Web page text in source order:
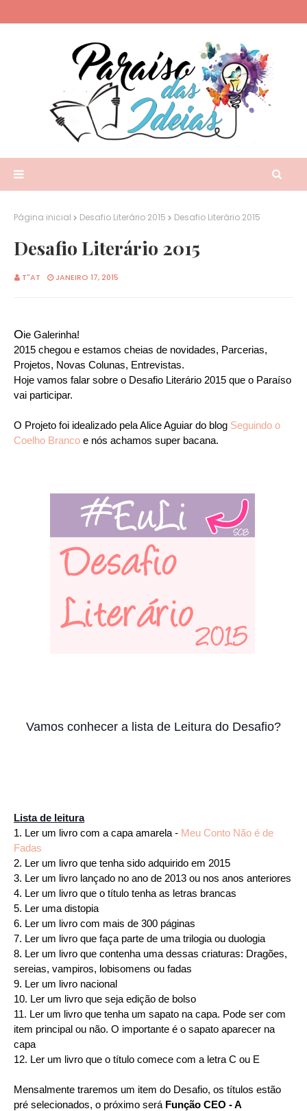
Página inicial Desafio Literário 2015 Desafio Literário 2015
Desafio Literário 2015
T"AT JANEIRO 17, 2015
Oie Galerinha!
2015 chegou e estamos cheias de novidades, Parcerias,
Projetos, Novas Colunas, Entrevistas.
Hoje vamos falar sobre o Desafio Literário 2015 que o Paraíso
vai participar.
O Projeto foi idealizado pela Alice Aguiar do blog Seguindo o
Coelho Branco e nós achamos super bacana.
Vamos conhecer a lista de Leitura do Desafio?
Lista de leitura
1. Ler um livro com a capa amarela - Meu Conto Não é de
Fadas
2. Ler um livro que tenha sido adquirido em 2015
3. Ler um livro lançado no ano de 2013 ou nos anos anteriores
4. Ler um livro que o título tenha as letras brancas
5. Ler uma distopia
6. Ler um livro com mais de 300 páginas
7. Ler um livro que faça parte de uma trilogia ou duologia
8. Ler um livro que contenha uma dessas criaturas: Dragões,
sereias, vampiros, lobisomens ou fadas
9. Ler um livro nacional
10. Ler um livro que seja edição de bolso
11. Ler um livro que tenha um sapato na capa. Pode ser com
item principal ou não. O importante é o sapato aparecer na
capa
12. Ler um livro que o título comece com a letra C ou E
Mensalmente traremos um item do Desafio, os títulos estão
pré selecionados, o próximo será Função CEO - A